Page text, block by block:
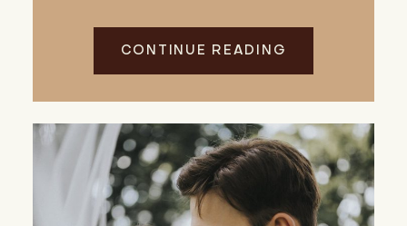
CONTINUE READING